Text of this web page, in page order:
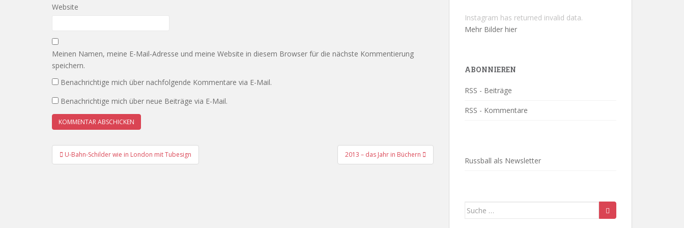
Website
Meinen Namen, meine E-Mail-Adresse und meine Website in diesem Browser für die nächste Kommentierung
speichern.
Benachrichtige mich über nachfolgende Kommentare via E-Mail.
Benachrichtige mich über neue Beiträge via E-Mail.
Beitrags-
Navigation
U-Bahn-Schilder wie in London mit Tubesign 2013 – das Jahr in Büchern
Instagram has returned invalid data.
Mehr Bilder hier
ABONNIEREN
RSS - Beiträge
RSS - Kommentare
Russball als Newsletter
Suche